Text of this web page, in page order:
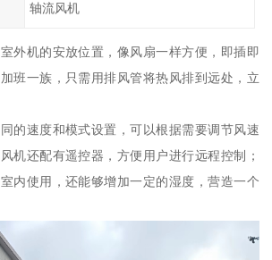
轴流风机
外机的安放位置，像风扇一样方便，即插即
班一族，只需用排风管将热风排到远处，立
的速度和模式设置，可以根据需要调节风速
机还配有遥控器，方便用户进行远程控制；
内使用，还能够增加一定的湿度，营造一个